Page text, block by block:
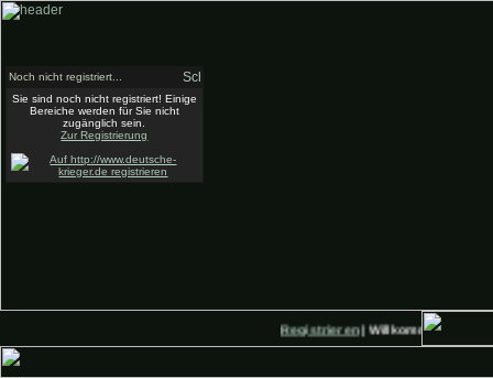
Registrieren| Willkommen auf
Noch nicht registriert...
Sie sind noch nicht registriert! Einige
Bereiche werden für Sie nicht
zugänglich sein.
Zur Registrierung